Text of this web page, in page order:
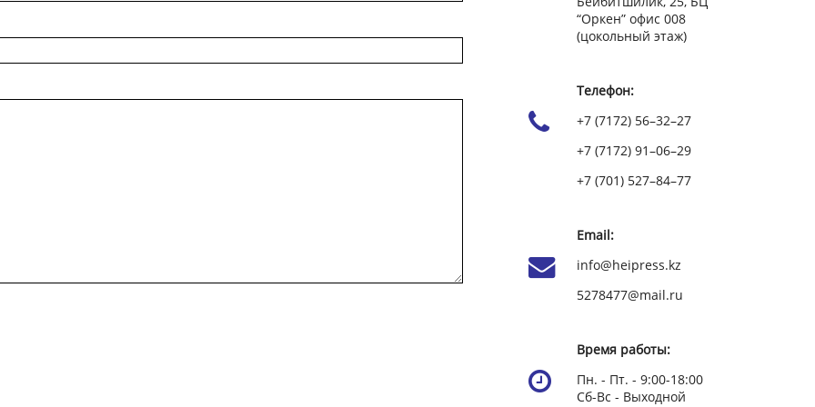
“Оркен” офис 008
(цокольный этаж)
Телефон:
+7 (7172) 56–32–27
+7 (7172) 91–06–29
+7 (701) 527–84–77
Email:
info@heipress.kz
5278477@mail.ru
Время работы:
Пн. - Пт. - 9:00-18:00
Сб-Вс - Выходной